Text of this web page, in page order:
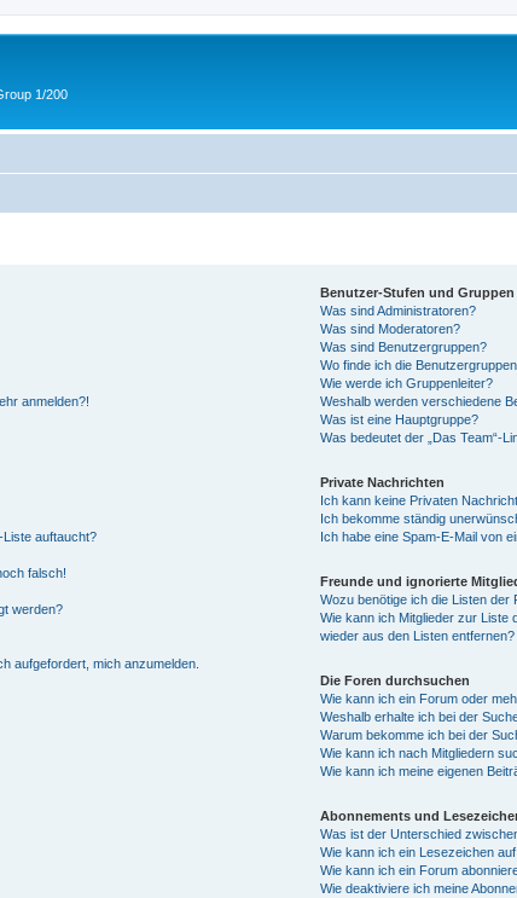
1/200
anmelden?!
auftaucht?
falsch!
werden?
aufgefordert, mich anzumelden.
Benutzer-Stufen und Gruppen
Was sind Administratoren?
Was sind Moderatoren?
Was sind Benutzergruppen?
Wo finde ich die
Wie werde ich Gruppenleiter?
Weshalb werden verschiedene
Was ist eine Hauptgruppe?
Was bedeutet der „Das Team“-
Private Nachrichten
Ich kann keine Privaten
Ich bekomme ständig
Ich habe eine Spam-E-Mail von
Freunde und ignorierte
Wozu benötige ich die Listen der
Wie kann ich Mitglieder zur Liste
wieder aus den Listen entfernen?
Die Foren durchsuchen
Wie kann ich ein Forum oder
Weshalb erhalte ich bei der
Warum bekomme ich bei der
Wie kann ich nach Mitgliedern
Wie kann ich meine eigenen
Abonnements und
Was ist der Unterschied
Wie kann ich ein Lesezeichen
Wie kann ich ein Forum
Wie deaktiviere ich meine